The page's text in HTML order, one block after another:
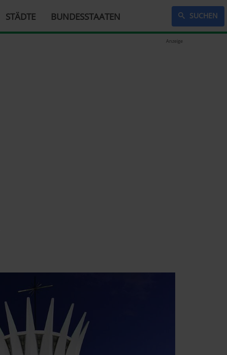
STÄDTE BUNDESSTAATEN SUCHEN
Anzeige